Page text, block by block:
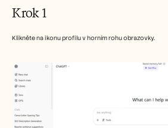
Krok 1
Klikněte na ikonu profilu v horním rohu obrazovky.